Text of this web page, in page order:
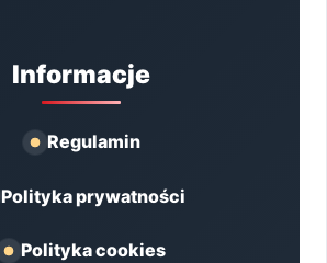
Informacje
Regulamin
Polityka prywatności
Polityka cookies